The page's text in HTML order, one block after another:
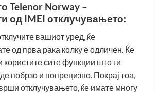
Telenor Norway –
од IMEI отклучувањето:
вашиот уред, ќе
од прва рака колку е одличен. Ќе
користите сите функции што ги
побрзо и попрецизно. Покрај тоа,
отклучувањето, ќе имате многу